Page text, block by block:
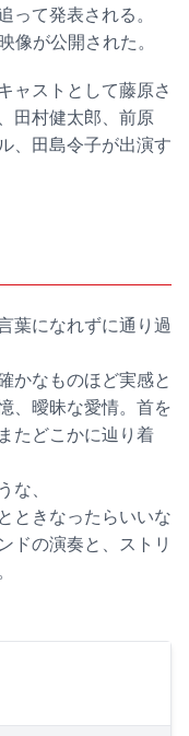
って発表される。
像が公開された。
ャストとして藤原さ
田村健太郎、前原
、田島令子が出演す
葉になれずに通り過
かなものほど実感と
、曖昧な愛情。首を
たどこかに辿り着
な、
ときなったらいいな
ドの演奏と、ストリ